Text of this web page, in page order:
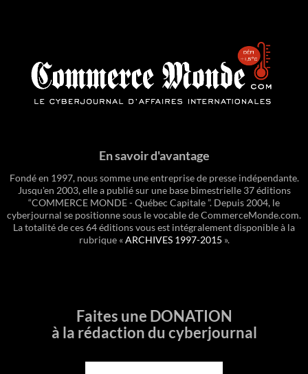
En savoir d'avantage
Fondé en 1997, nous somme une entreprise de presse indépendante.
Jusqu'en 2003, elle a publié sur une base bimestrielle 37 éditions
“COMMERCE MONDE - Québec Capitale ”. Depuis 2004, le
cyberjournal se positionne sous le vocable de CommerceMonde.com.
La totalité de ces 64 éditions vous est intégralement disponible à la
rubrique «ARCHIVES 1997-2015 ».
Faites une DONATION
à la rédaction du cyberjournal